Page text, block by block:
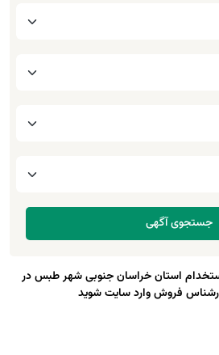
استان خراسان جنوبی شهر طبس در
فروش وارد سایت شوید